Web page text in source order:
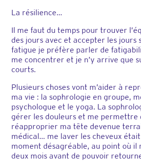
La résilience…
Il me faut du temps pour trouver
des jours avec et accepter les jours
fatigue je préfère parler de
me concentrer et je n’y arrive que
courts.
Plusieurs choses vont m’aider à
ma vie : la sophrologie en groupe,
psychologue et le yoga. La
gérer les douleurs et me permettre
réapproprier ma tête devenue
médical… me laver les cheveux
moment désagréable, au point où il
deux mois avant de pouvoir